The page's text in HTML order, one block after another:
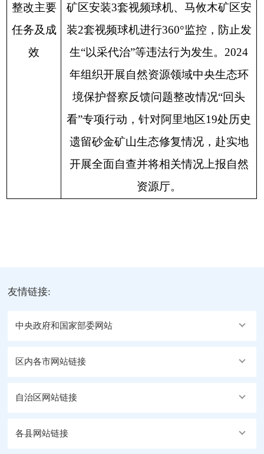
整改主要
任务及成
效
矿区安装3套视频球机、马攸木矿区安
装2套视频球机进行360°监控，防止发
生“以采代治”等违法行为发生。 2024
年组织开展自然资源领域中央生态环
境保护督察反馈问题整改情况“回头
看”专项行动，针对阿里地区19处历史
遗留砂金矿山生态修复情况，赴实地
开展全面自查并将相关情况上报自然
资源厅。
友情链接:
中央政府和国家部委网站
区内各市网站链接
自治区网站链接
各县网站链接